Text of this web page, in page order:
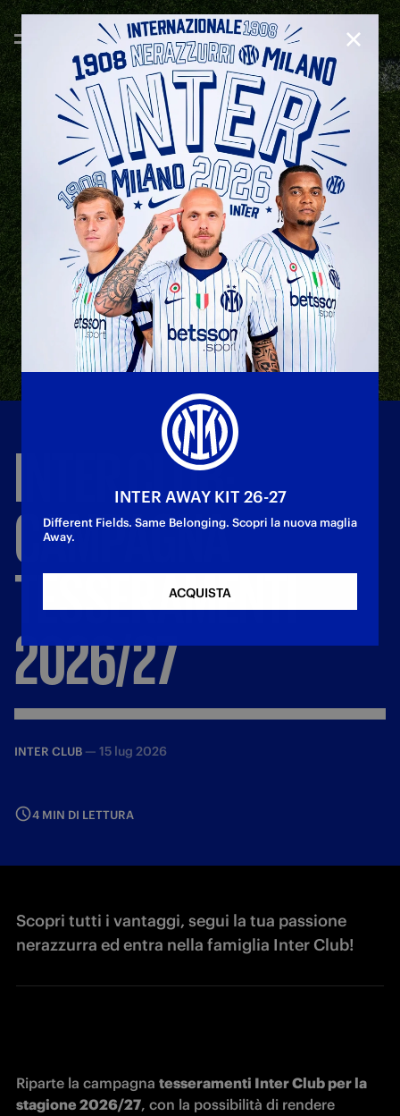
INTERCLUB:
CAMPAGNA
TESSERAMENTI
2026/27
INTER CLUB — 15 lug 2026
4 MIN DI LETTURA
Scopri tutti i vantaggi, segui la tua passione
nerazzurra ed entra nella famiglia Inter Club!
Riparte la campagna tesseramenti Inter Club per la
stagione 2026/27, con la possibilità di rendere
INTER AWAY KIT 26-27
Different Fields. Same Belonging. Scopri la nuova maglia
Away.
ACQUISTA